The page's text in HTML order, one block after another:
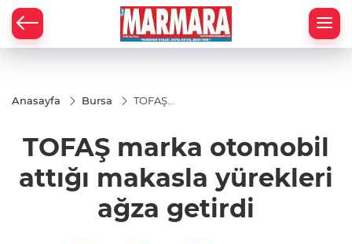
Anasayfa Bursa
TOFAŞ
makasla
ağza
getirdi
TOFAŞ marka otomobil
attığı makasla yürekleri
ağza getirdi